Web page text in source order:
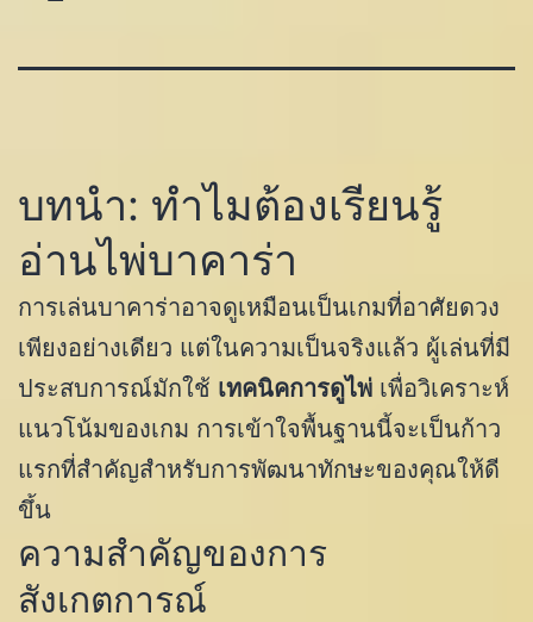
บทนำ: ทำไมต้องเรียนรู้
อ่านไพ่บาคาร่า
การเล่นบาคาร่าอาจดูเหมือนเป็นเกมที่อาศัยดวง
เพียงอย่างเดียว แต่ในความเป็นจริงแล้ว ผู้เล่นที่มี
ประสบการณ์มักใช้ เทคนิคการดูไพ่ เพื่อวิเคราะห์
แนวโน้มของเกม การเข้าใจพื้นฐานนี้จะเป็นก้าว
แรกที่สำคัญสำหรับการพัฒนาทักษะของคุณให้ดี
ขึ้น
ความสำคัญของการ
สังเกตการณ์